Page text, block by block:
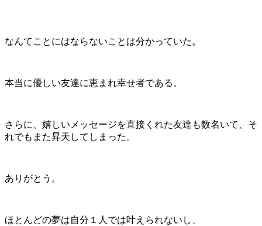
なんてことにはならないことは分かっていた。
本当に優しい友達に恵まれ幸せ者である。
さらに、嬉しいメッセージを直接くれた友達も数名いて、そ
れでもまた昇天してしまった。
ありがとう。
ほとんどの夢は自分１人では叶えられないし、